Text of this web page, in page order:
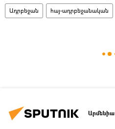
Ադրբեջան հայ-ադրբեջանական
Արմենիա